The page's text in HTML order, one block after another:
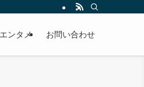
エンタメ お問い合わせ